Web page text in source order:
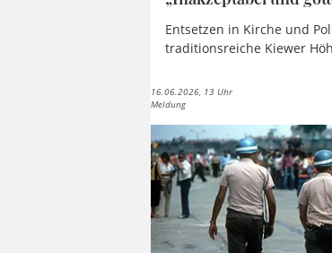
Entsetzen in Kirche und
traditionsreiche Kiewer
16.06.2026, 13 Uhr
Meldung